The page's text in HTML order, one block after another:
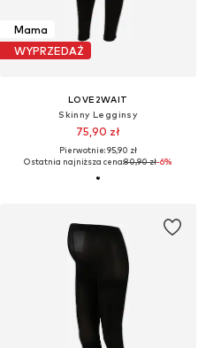
Mama
WYPRZEDAŻ
LOVE2WAIT
Skinny Legginsy
75,90 zł
Pierwotnie: 95,90 zł
Ostatnia najniższa cena:80,90 zł-6%